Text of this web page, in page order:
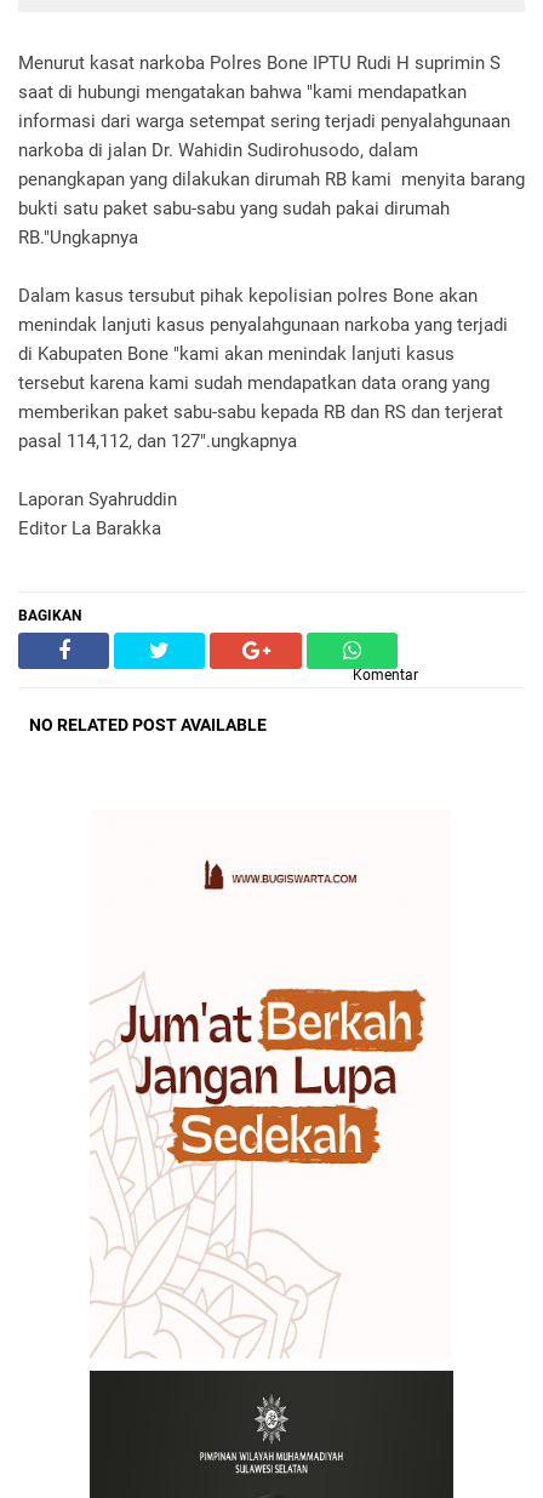
Menurut kasat narkoba Polres Bone IPTU Rudi H suprimin S
saat di hubungi mengatakan bahwa "kami mendapatkan
informasi dari warga setempat sering terjadi penyalahgunaan
narkoba di jalan Dr. Wahidin Sudirohusodo, dalam
penangkapan yang dilakukan dirumah RB kami menyita barang
bukti satu paket sabu-sabu yang sudah pakai dirumah
RB."Ungkapnya
Dalam kasus tersubut pihak kepolisian polres Bone akan
menindak lanjuti kasus penyalahgunaan narkoba yang terjadi
di Kabupaten Bone "kami akan menindak lanjuti kasus
tersebut karena kami sudah mendapatkan data orang yang
memberikan paket sabu-sabu kepada RB dan RS dan terjerat
pasal 114,112, dan 127".ungkapnya
Laporan Syahruddin
Editor La Barakka
BAGIKAN
Komentar
NO RELATED POST AVAILABLE